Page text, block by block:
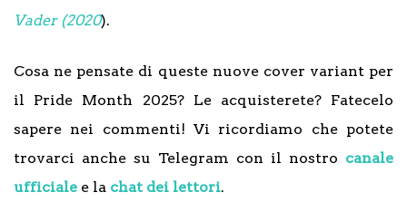
Vader (2020).
Cosa ne pensate di queste nuove cover variant per
il Pride Month 2025? Le acquisterete? Fatecelo
sapere nei commenti! Vi ricordiamo che potete
trovarci anche su Telegram con il nostro canale
ufficiale e la chat dei lettori.